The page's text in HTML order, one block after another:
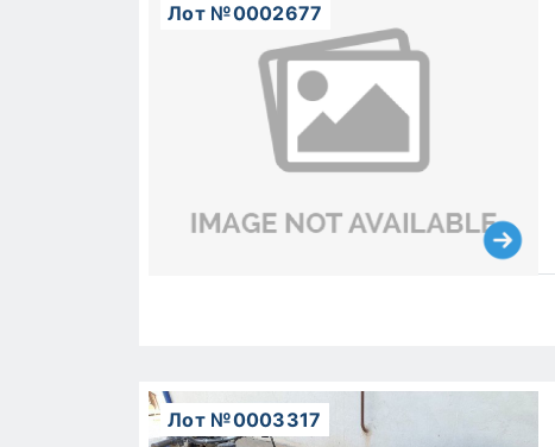
Лот №0002677
Лот №0003317